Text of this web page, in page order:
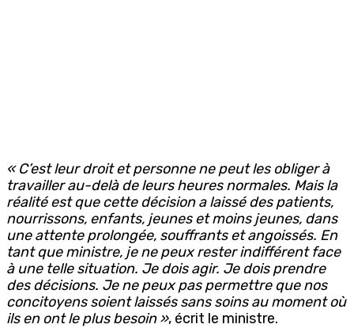
« C’est leur droit et personne ne peut les obliger à
travailler au-delà de leurs heures normales. Mais la
réalité est que cette décision a laissé des patients,
nourrissons, enfants, jeunes et moins jeunes, dans
une attente prolongée, souffrants et angoissés. En
tant que ministre, je ne peux rester indifférent face
à une telle situation. Je dois agir. Je dois prendre
des décisions. Je ne peux pas permettre que nos
concitoyens soient laissés sans soins au moment où
ils en ont le plus besoin », écrit le ministre.